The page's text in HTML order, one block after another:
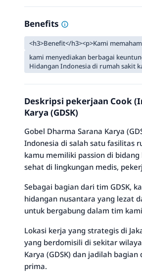
Benefits
<h3>Benefit</h3><p>Kami
kami menyediakan berbagai
Hidangan Indonesia di rumah sakit
Deskripsi pekerjaan Cook
Karya (GDSK)
Gobel Dharma Sarana Karya
Indonesia di salah satu fasilitas
kamu memiliki passion di
sehat di lingkungan medis,
Sebagai bagian dari tim GDSK,
hidangan nusantara yang lezat
untuk bergabung dalam tim
Lokasi kerja yang strategis di
yang berdomisili di sekitar
Karya (GDSK) dan jadilah
prima.